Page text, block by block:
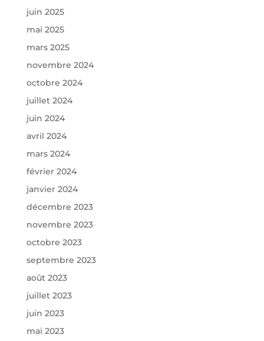
juin 2025
mai 2025
mars 2025
novembre 2024
octobre 2024
juillet 2024
juin 2024
avril 2024
mars 2024
février 2024
janvier 2024
décembre 2023
novembre 2023
octobre 2023
septembre 2023
août 2023
juillet 2023
juin 2023
mai 2023